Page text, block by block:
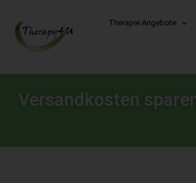
Therapie Angebote
Versandkosten